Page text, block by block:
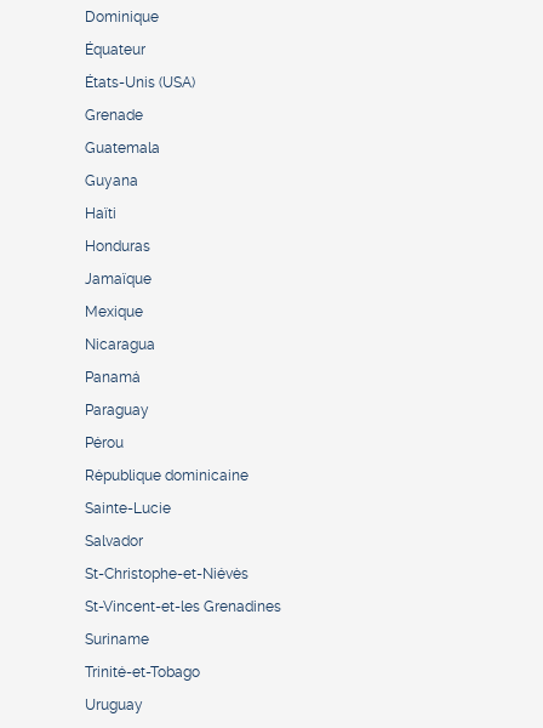
Dominique
Équateur
États-Unis (USA)
Grenade
Guatemala
Guyana
Haïti
Honduras
Jamaïque
Mexique
Nicaragua
Panamá
Paraguay
Pérou
République dominicaine
Sainte-Lucie
Salvador
St-Christophe-et-Niévès
St-Vincent-et-les Grenadines
Suriname
Trinité-et-Tobago
Uruguay